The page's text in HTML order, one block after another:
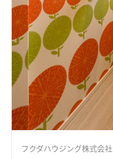
フクダハウジング株式会社